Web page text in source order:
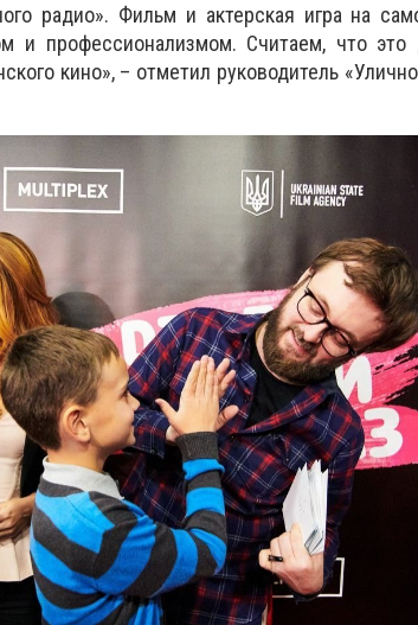
радио». Фильм и актерская игра на
и профессионализмом. Считаем, что это
кино», – отметил руководитель